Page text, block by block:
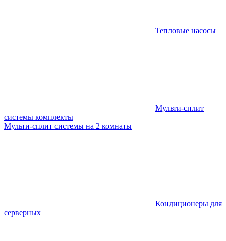
Тепловые насосы
Мульти-сплит
системы комплекты
Мульти-сплит системы на 2 комнаты
Кондиционеры для
серверных